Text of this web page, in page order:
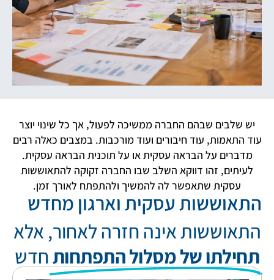
יש שלבים שבהם החברה ממשיכה לפעול, אך כל שינוי יוצר
עוד התאמות, עוד חיבורים ועוד מורכבות. במצבים כאלה רבים
מדברים על הבראה עסקית או על תוכנית הבראה עסקית.
לעיתים, זהו דווקא השלב שבו החברה זקוקה להתאוששות
עסקית שתאפשר לה להמשיך ולהתפתח לאורך זמן.
התאוששות עסקית וארגון מחדש
התאוששות אינה חזרה לאחור, אלא
תחילתו של מסלול התפתחותחדש